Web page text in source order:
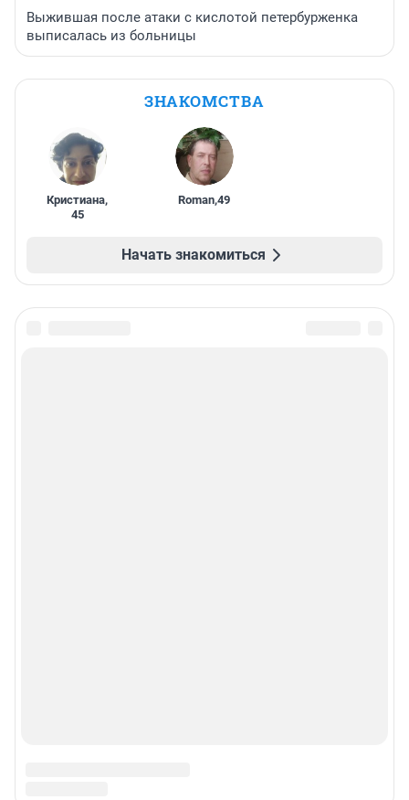
Выжившая после атаки с кислотой петербурженка
выписалась из больницы
ЗНАКОМСТВА
Кристиана,
45
Roman,49
Начать знакомиться